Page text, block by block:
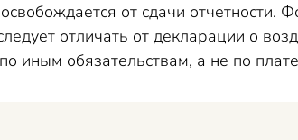
от сдачи отчетности.
отличать от декларации о
иным обязательствам, а не по